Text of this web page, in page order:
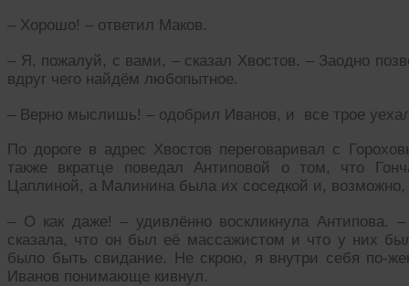
– Хорошо! – ответил Маков.
– Я, пожалуй, с вами, – сказал Хвостов. – Заодно
вдруг чего найдём любопытное.
– Верно мыслишь! – одобрил Иванов, и все трое
По дороге в адрес Хвостов переговаривал с
также вкратце поведал Антиповой о том, что
Цаплиной, а Малинина была их соседкой и,
– О как даже! – удивлённо воскликнула
сказала, что он был её массажистом и что у них
было быть свидание. Не скрою, я внутри себя по-
Иванов понимающе кивнул.